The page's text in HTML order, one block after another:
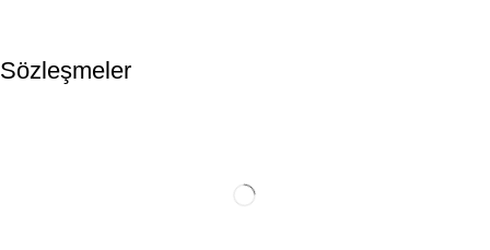
Sözleşmeler